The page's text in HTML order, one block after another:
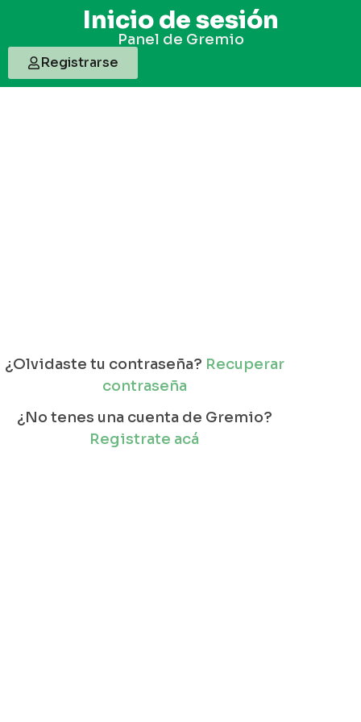
Inicio de sesión
Panel de Gremio
Registrarse
¿Olvidaste tu contraseña? Recuperar
contraseña
¿No tenes una cuenta de Gremio?
Registrate acá